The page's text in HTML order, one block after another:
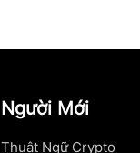
Người Mới
Thuật Ngữ Crypto